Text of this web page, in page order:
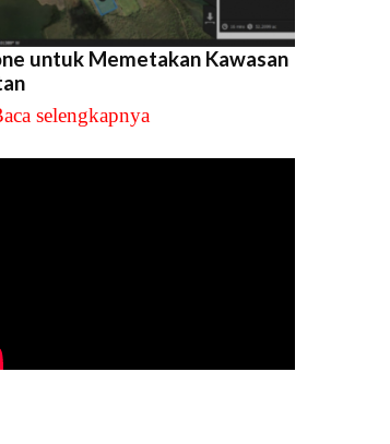
untuk Memetakan Kawasan
selengkapnya